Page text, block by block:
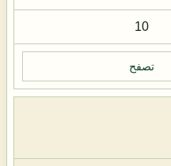
10
تصفح